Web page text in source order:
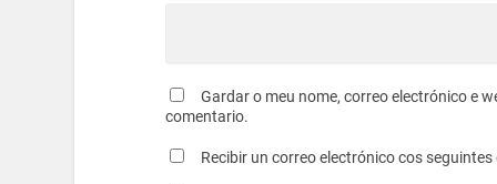
Gardar o meu nome, correo electrónico e
comentario.
Recibir un correo electrónico cos